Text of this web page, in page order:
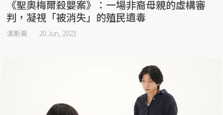
《聖奧梅爾殺嬰案》：一場非裔母親的虛構審
判，凝視「被消失」的殖民遺毒
漢斯黃 20 Jun, 2023